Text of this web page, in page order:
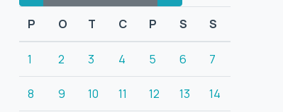
P O T C P S S
1 2 3 4 5 6 7
8 9 10 11 12 13 14